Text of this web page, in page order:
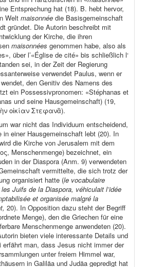
Entsprechung hat (18). B. hebt hervor,
Welt maisonnée die Basisgemeinschaft
gründet. Die Autorin beschreibt mit
der Kirche, die ihren
maisonnées genommen habe, also als
über l’«Église de cité» bis schließlich l‘
sei, in der Zeit der Regierung
verwendet Paulus, wenn er
den Genitiv des Namens des
ein Possessivpronomen: «Stéphanas et
und seine Hausgemeinschaft) (19,
οἰκίαν Στεφανᾶ).
war nicht das Individuum entscheidend,
in einer Hausgemeinschaft lebt (20). In
die Kirche von Jerusalem mit dem
Menschenmenge) bezeichnet, ein
in der Diaspora (Anm. 9) verwendeten
vermittelte, die sich trotz der
organisiert hatte (le vocabulaire
Juifs de la Diaspora, véhiculait l’idée
et organisée malgré la
20). In Opposition dazu steht der Begriff
Menge), den die Griechen für eine
Menschenmenge anwendeten (20).
bieten viele interessante Details und
erfährt man, dass Jesus nicht immer der
unter freiem Himmel war,
in Galiläa und Judäa gepredigt hat